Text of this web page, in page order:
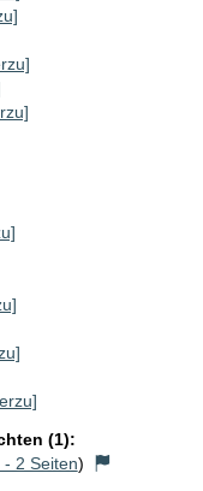
(1):
- 2 Seiten)